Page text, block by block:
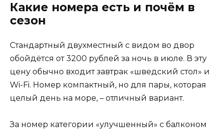
Какие номера есть и почём в
сезон
Стандартный двухместный с видом во двор
обойдётся от 3200 рублей за ночь в июле. В эту
цену обычно входит завтрак «шведский стол» и
Wi-Fi. Номер компактный, но для пары, которая
целый день на море, – отличный вариант.
За номер категории «улучшенный» с балконом